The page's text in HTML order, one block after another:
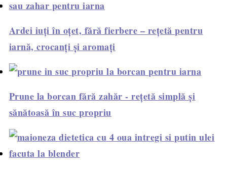
Ardei iuți în oțet, fără fierbere – rețetă pentru
iarnă, crocanți și aromați
Prune la borcan fără zahăr - rețetă simplă și
sănătoasă în suc propriu